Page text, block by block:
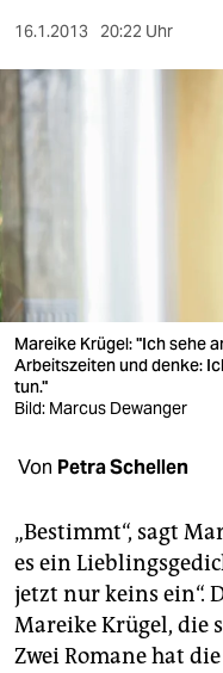
berlin
nord
shop
fragen & hilfe
unterstützen
abo
genossenschaft
epaper login
16.1.2013 20:22 Uhr
Mareike Krügel: "Ich sehe
Arbeitszeiten und denke:
tun."
Bild: Marcus Dewanger
Von Petra Schellen
„Bestimmt“, sagt
es ein
jetzt nur keins ein“.
Mareike Krügel, die
Zwei Romane hat